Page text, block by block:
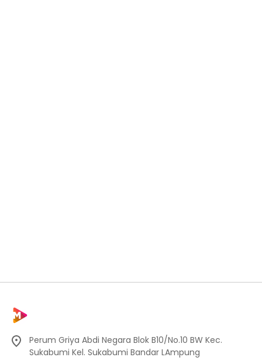
Perum Griya Abdi Negara Blok B10/No.10 BW Kec.
Sukabumi Kel. Sukabumi Bandar LAmpung